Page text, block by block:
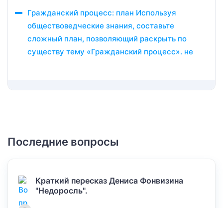
Гражданский процесс: план Используя
обществоведческие знания, составьте
сложный план, позволяющий раскрыть по
существу тему «Гражданский процесс». не
Последние вопросы
Краткий пересказ Дениса Фонвизина
"Недоросль".